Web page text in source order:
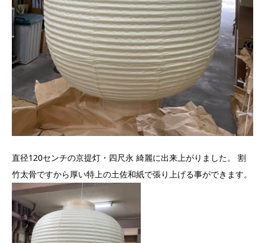
直径120センチの京提灯・四尺永 綺麗に出来上がりました。 割
竹太骨ですから厚い特上の土佐和紙で張り上げる事ができます。